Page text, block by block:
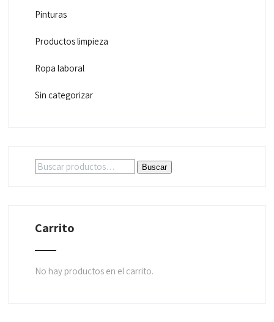
Pinturas
Productos limpieza
Ropa laboral
Sin categorizar
Buscar
por:
Buscar
Carrito
No hay productos en el carrito.